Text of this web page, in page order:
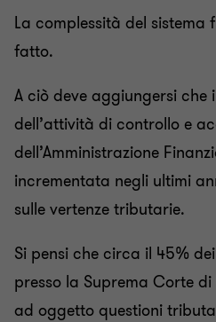
Legal
La complessità del sistema
fatto.
A ciò deve aggiungersi che
dell’attività di controllo e
dell’Amministrazione
incrementata negli ultimi
sulle vertenze tributarie.
Si pensi che circa il 45%
presso la Suprema Corte
ad oggetto questioni